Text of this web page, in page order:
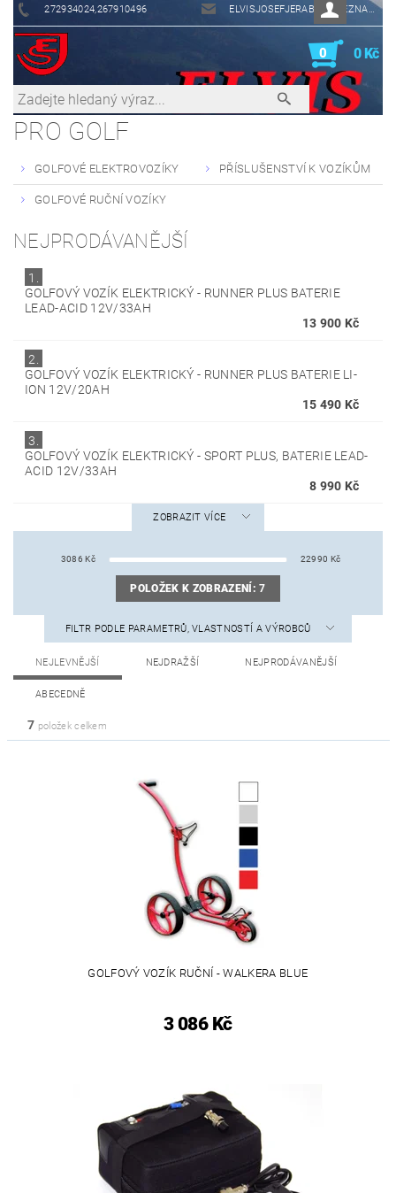
272934024,267910496 ELVISJOSEFJERABEK@SEZNAM.CZ
0 0 Kč
PRO GOLF
GOLFOVÉ ELEKTROVOZÍKY PŘÍSLUŠENSTVÍ K VOZÍKŮM
GOLFOVÉ RUČNÍ VOZÍKY
NEJPRODÁVANĚJŠÍ
1.
GOLFOVÝ VOZÍK ELEKTRICKÝ - RUNNER PLUS BATERIE
LEAD-ACID 12V/33AH
13 900 Kč
2.
GOLFOVÝ VOZÍK ELEKTRICKÝ - RUNNER PLUS BATERIE LI-
ION 12V/20AH
15 490 Kč
3.
GOLFOVÝ VOZÍK ELEKTRICKÝ - SPORT PLUS, BATERIE LEAD-
ACID 12V/33AH
8 990 Kč
ZOBRAZIT VÍCE
3086 Kč 22990 Kč
POLOŽEK K ZOBRAZENÍ:7
FILTR PODLE PARAMETRŮ, VLASTNOSTÍ A VÝROBCŮ
NEJLEVNĚJŠÍ NEJDRAŽŠÍ NEJPRODÁVANĚJŠÍ
ABECEDNĚ
7 položek celkem
GOLFOVÝ VOZÍK RUČNÍ - WALKERA BLUE
3 086 Kč